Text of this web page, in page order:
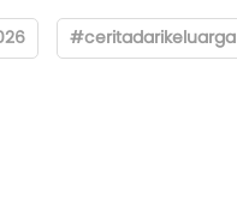
#ceritadarikeluarga